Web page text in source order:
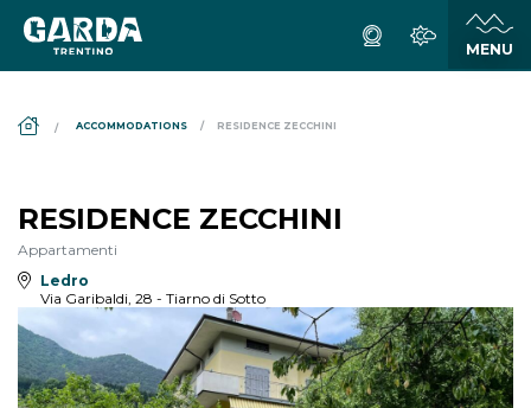
ACCOMMODATIONS RESIDENCE ZECCHINI
RESIDENCE ZECCHINI
Appartamenti
Ledro
Via Garibaldi, 28 - Tiarno di Sotto